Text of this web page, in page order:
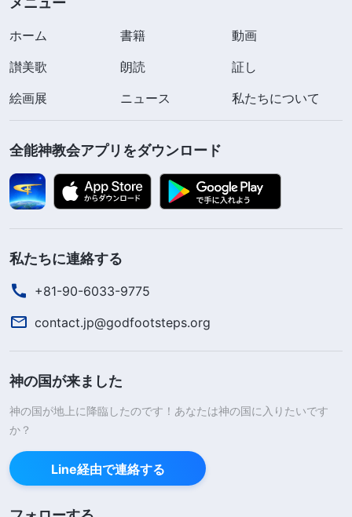
ホーム 書籍
動画
讃美歌
朗読
証し
絵画展
ニュース 私たちについて
全能神教会アプリをダウンロード
私たちに連絡する
+81-90-6033-9775
contact.jp@godfootsteps.org
神の国が来ました
神の国が地上に降臨したのです！あなたは神の国に入りたいです
か？
Line経由で連絡する